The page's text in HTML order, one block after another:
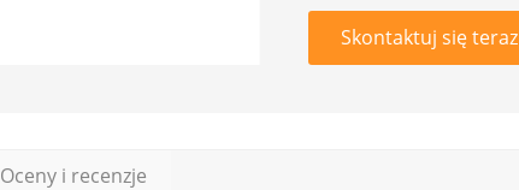
Skontaktuj się teraz
Oceny i recenzje